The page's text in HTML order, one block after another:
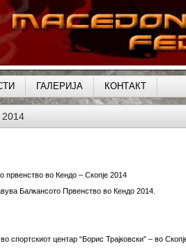
ГАЛЕРИЈА КОНТАКТ
2014
првенство во Кендо – Скопје 2014
Балкансото Првенство во Кендо 2014.
центар “Борис Трајковски” – во